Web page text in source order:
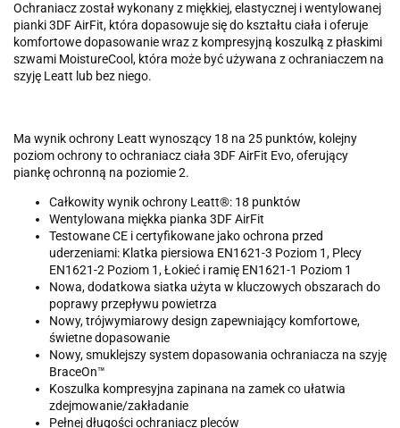
Ochraniacz został wykonany z miękkiej, elastycznej i wentylowanej
pianki 3DF AirFit, która dopasowuje się do kształtu ciała i oferuje
komfortowe dopasowanie wraz z kompresyjną koszulką z płaskimi
szwami MoistureCool, która może być używana z ochraniaczem na
szyję Leatt lub bez niego.
Ma wynik ochrony Leatt wynoszący 18 na 25 punktów, kolejny
poziom ochrony to ochraniacz ciała 3DF AirFit Evo, oferujący
piankę ochronną na poziomie 2.
Całkowity wynik ochrony Leatt®: 18 punktów
Wentylowana miękka pianka 3DF AirFit
Testowane CE i certyfikowane jako ochrona przed
uderzeniami: Klatka piersiowa EN1621-3 Poziom 1, Plecy
EN1621-2 Poziom 1, Łokieć i ramię EN1621-1 Poziom 1
Nowa, dodatkowa siatka użyta w kluczowych obszarach do
poprawy przepływu powietrza
Nowy, trójwymiarowy design zapewniający komfortowe,
świetne dopasowanie
Nowy, smuklejszy system dopasowania ochraniacza na szyję
BraceOn™
Koszulka kompresyjna zapinana na zamek co ułatwia
zdejmowanie/zakładanie
Pełnej długości ochraniacz pleców